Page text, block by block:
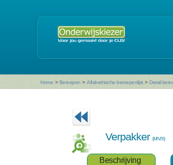
Home > Beroepen > Alfabethische beroepenlijst > Detail
Verpakker (M/V/X)
Beschrijving